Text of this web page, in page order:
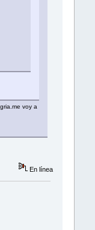
voy a
En línea